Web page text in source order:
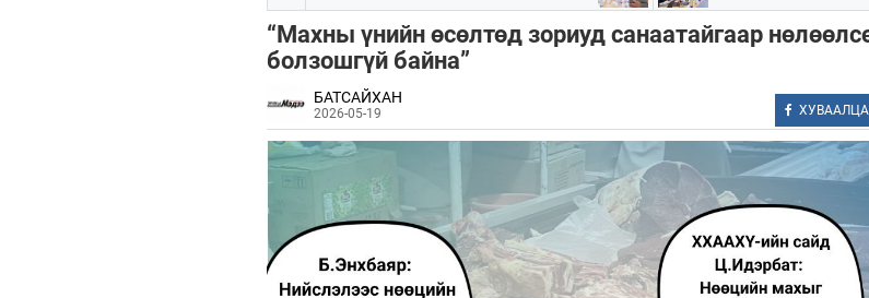
“Махны үнийн өсөлтөд зориуд санаатайгаар
болзошгүй байна”
БАТСАЙХАН
2026-05-19